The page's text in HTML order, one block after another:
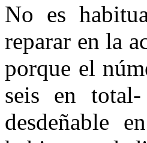
No es
reparar en la
porque el
seis en
desdeñable